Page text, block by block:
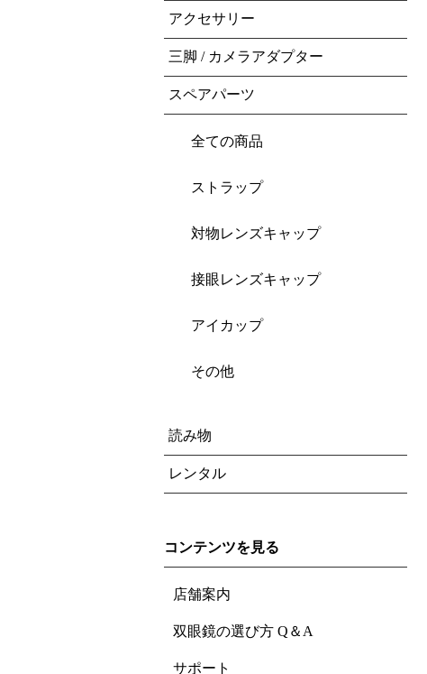
アクセサリー
三脚 / カメラアダプター
スペアパーツ
全ての商品
ストラップ
対物レンズキャップ
接眼レンズキャップ
アイカップ
その他
読み物
レンタル
コンテンツを見る
店舗案内
双眼鏡の選び方 Q＆A
サポート